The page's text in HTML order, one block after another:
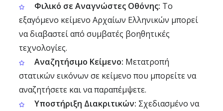
Φιλικό σε Αναγνώστες Οθόνης: Το
εξαγόμενο κείμενο Αρχαίων Ελληνικών μπορεί
να διαβαστεί από συμβατές βοηθητικές
τεχνολογίες.
Αναζητήσιμο Κείμενο: Μετατροπή
στατικών εικόνων σε κείμενο που μπορείτε να
αναζητήσετε και να παραπέμψετε.
Υποστήριξη Διακριτικών: Σχεδιασμένο να